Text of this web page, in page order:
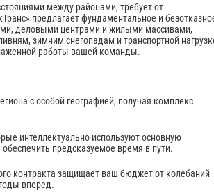
между районами, требует от
предлагает фундаментальное и
деловыми центрами и жилыми массивами,
зимним снегопадам и транспортной
работы вашей команды.
с особой географией, получая комплекс
интеллектуально используют основную
предсказуемое время в пути.
контракта защищает ваш бюджет от колебаний
вперед.